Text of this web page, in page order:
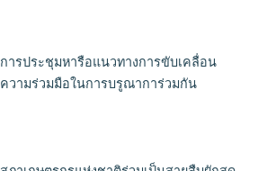
การประชุมหารือแนวทางการขับเคลื่อน
ความร่วมมือในการบรูณาการ่วมกัน